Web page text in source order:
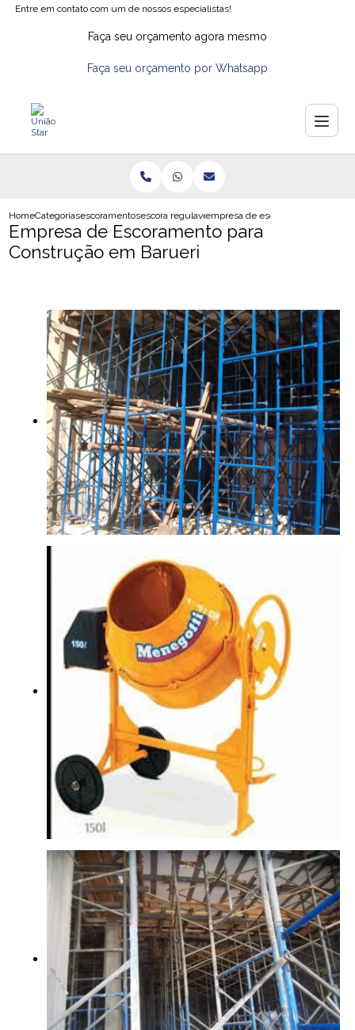
Entre em contato com um de nossos especialistas!
Faça seu orçamento agora mesmo
Faça seu orçamento por Whatsapp
HomeCategoriasescoramentosescora regulavelempresa de escoramento para
Empresa de Escoramento para
Construção em Barueri